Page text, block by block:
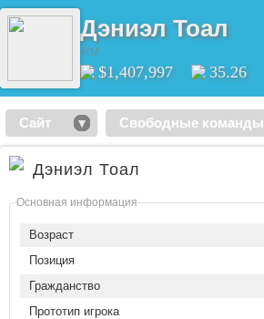
Дэниэл Тоал
RM
$1,407,997 35.26
Сайт Свободные команды
Дэниэл Тоал
Основная информация
Возраст
Позиция
Гражданство
Прототип игрока